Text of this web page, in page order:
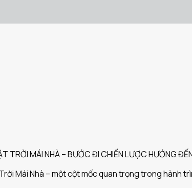
TRỜI MÁI NHÀ – BƯỚC ĐI CHIẾN LƯỢC HƯỚNG
Mái Nhà – một cột mốc quan trọng trong hành